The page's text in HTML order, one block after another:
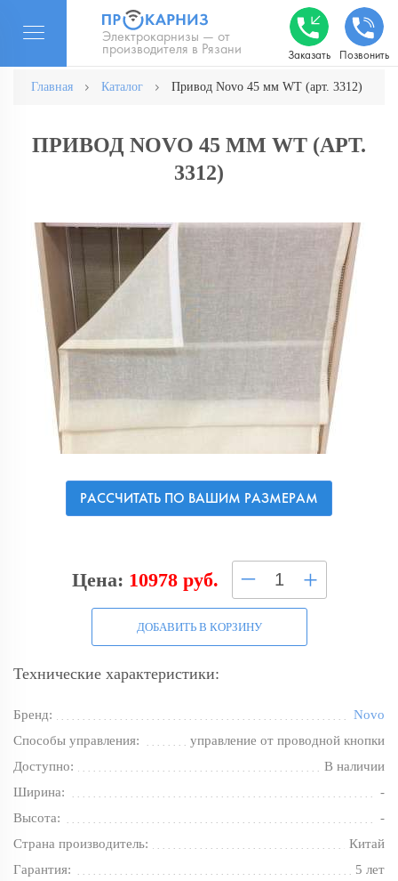
Электрокарнизы — от
производителя в Рязани Заказать Позвонить
Главная Каталог Привод Novo 45 мм WT (арт. 3312)
ПРИВОД NOVO 45 ММ WT (АРТ.
3312)
РАССЧИТАТЬ ПО ВАШИМ РАЗМЕРАМ
Цена: 10978 руб. – +
ДОБАВИТЬ В КОРЗИНУ
Технические характеристики:
Бренд:
Novo
Способы управления:
управление от проводной кнопки
Доступно:
В наличии
Ширина:
-
Высота:
-
Страна производитель:
Китай
Гарантия:
5 лет